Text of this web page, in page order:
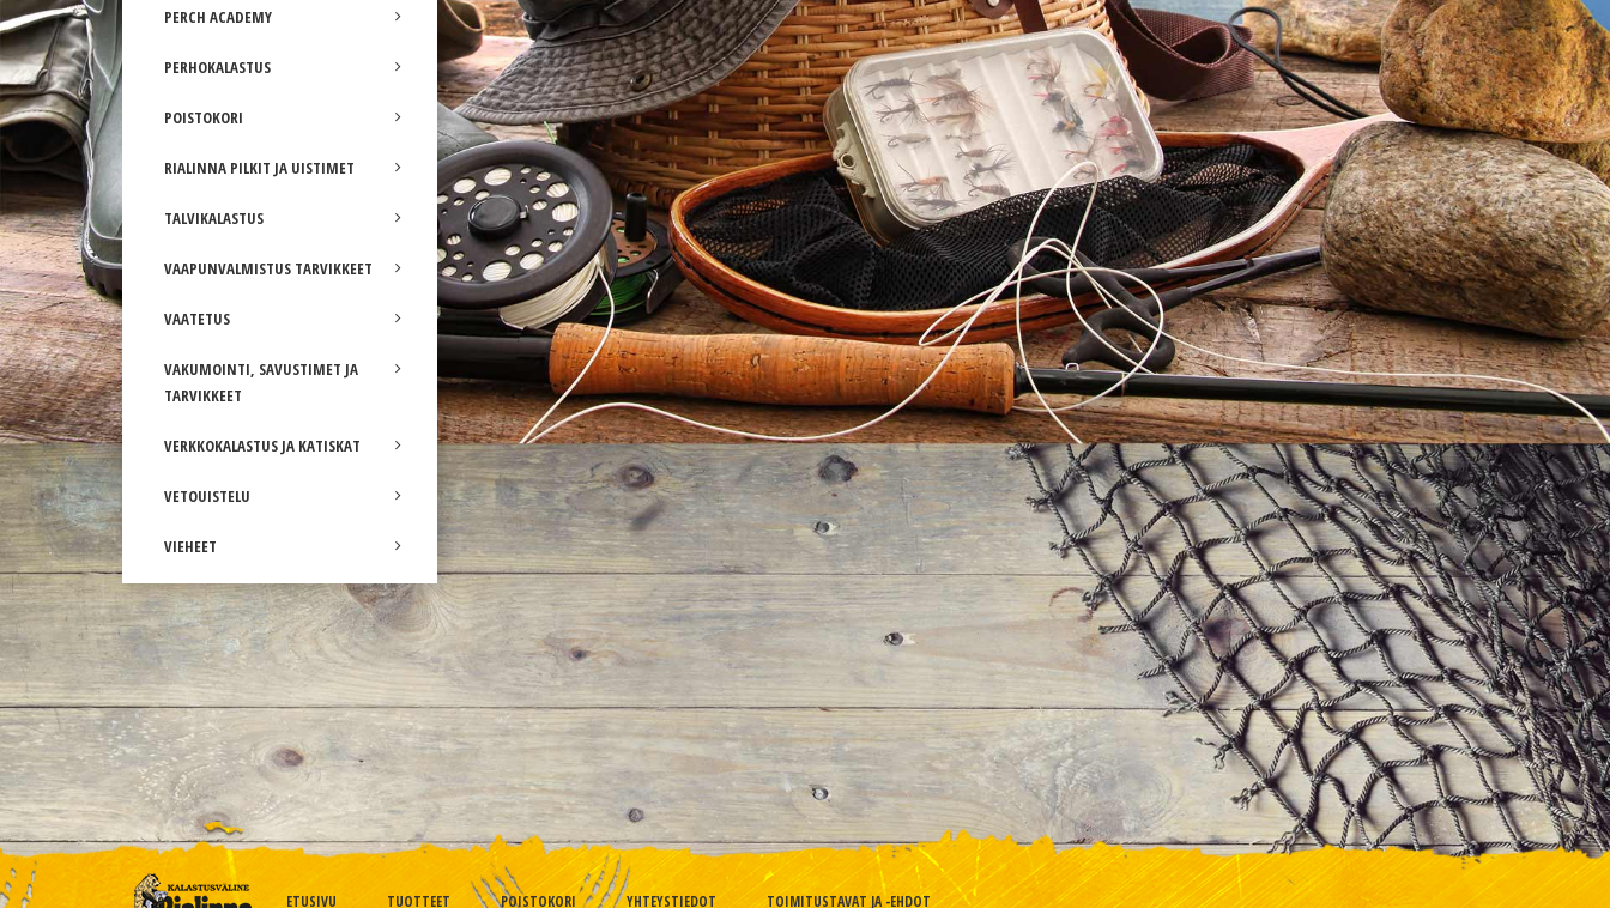
PERCH ACADEMY
PERHOKALASTUS
POISTOKORI
RIALINNA PILKIT JA UISTIMET
TALVIKALASTUS
VAAPUNVALMISTUS TARVIKKEET
VAATETUS
VAKUMOINTI, SAVUSTIMET JA
TARVIKKEET
VERKKOKALASTUS JA KATISKAT
VETOUISTELU
VIEHEET
ETUSIVU TUOTTEET POISTOKORI YHTEYSTIEDOT TOIMITUSTAVAT JA -EHDOT